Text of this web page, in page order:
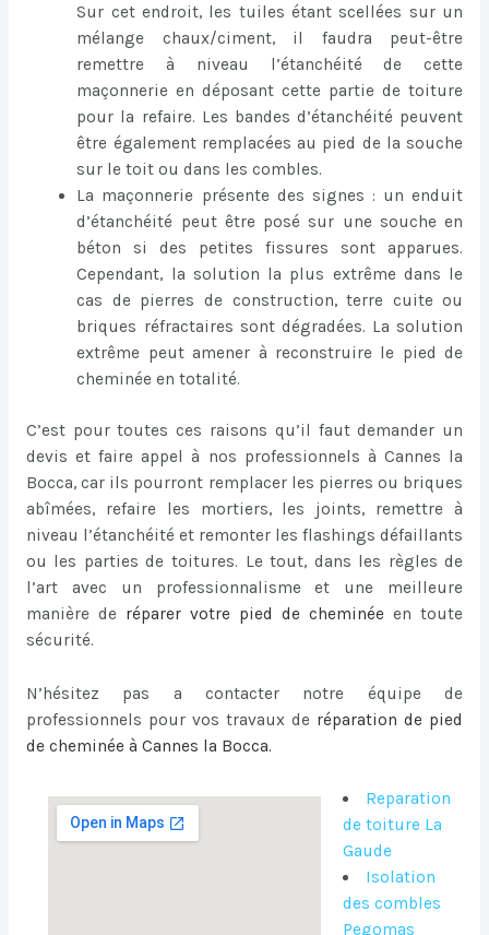
Sur cet endroit, les tuiles étant scellées sur un
mélange chaux/ciment, il faudra peut-être
remettre à niveau l’étanchéité de cette
maçonnerie en déposant cette partie de toiture
pour la refaire. Les bandes d’étanchéité peuvent
être également remplacées au pied de la souche
sur le toit ou dans les combles.
La maçonnerie présente des signes : un enduit
d’étanchéité peut être posé sur une souche en
béton si des petites fissures sont apparues.
Cependant, la solution la plus extrême dans le
cas de pierres de construction, terre cuite ou
briques réfractaires sont dégradées. La solution
extrême peut amener à reconstruire le pied de
cheminée en totalité.
C’est pour toutes ces raisons qu’il faut demander un
devis et faire appel à nos professionnels à Cannes la
Bocca, car ils pourront remplacer les pierres ou briques
abîmées, refaire les mortiers, les joints, remettre à
niveau l’étanchéité et remonter les flashings défaillants
ou les parties de toitures. Le tout, dans les règles de
l’art avec un professionnalisme et une meilleure
manière de réparer votre pied de cheminée en toute
sécurité.
N’hésitez pas a contacter notre équipe de
professionnels pour vos travaux de réparation de pied
de cheminée à Cannes la Bocca.
Reparation
de toiture La
Gaude
Isolation
des combles
Pegomas